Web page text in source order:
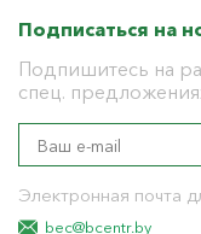
Подписаться на
Подпишитесь на
спец.
Электронная почта
bec@bcentr.by